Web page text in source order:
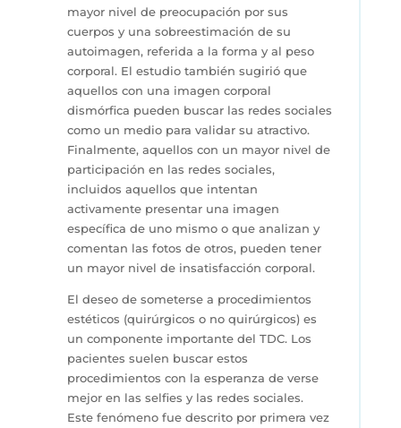
mayor nivel de preocupación por sus
cuerpos y una sobreestimación de su
autoimagen, referida a la forma y al peso
corporal. El estudio también sugirió que
aquellos con una imagen corporal
dismórfica pueden buscar las redes sociales
como un medio para validar su atractivo.
Finalmente, aquellos con un mayor nivel de
participación en las redes sociales,
incluidos aquellos que intentan
activamente presentar una imagen
específica de uno mismo o que analizan y
comentan las fotos de otros, pueden tener
un mayor nivel de insatisfacción corporal.
El deseo de someterse a procedimientos
estéticos (quirúrgicos o no quirúrgicos) es
un componente importante del TDC. Los
pacientes suelen buscar estos
procedimientos con la esperanza de verse
mejor en las selfies y las redes sociales.
Este fenómeno fue descrito por primera vez